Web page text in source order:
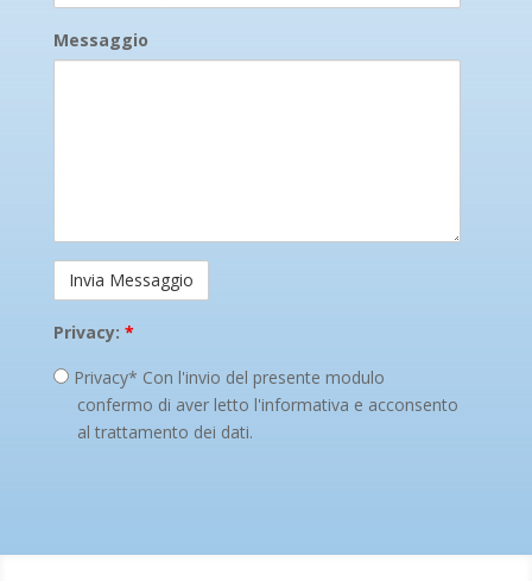
Groupon
Messaggio
Privacy: *
Privacy* Con l'invio del presente modulo
confermo di aver letto l'informativa e acconsento
al trattamento dei dati.